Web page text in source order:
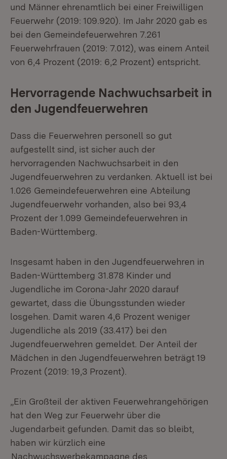
und Männer ehrenamtlich bei einer Freiwilligen
Feuerwehr (2019: 109.920). Im Jahr 2020 gab es
bei den Gemeindefeuerwehren 7.261
Feuerwehrfrauen (2019: 7.012), was einem Anteil
von 6,4 Prozent (2019: 6,2 Prozent) entspricht.
Hervorragende Nachwuchsarbeit in
den Jugendfeuerwehren
Dass die Feuerwehren personell so gut
aufgestellt sind, ist sicher auch der
hervorragenden Nachwuchsarbeit in den
Jugendfeuerwehren zu verdanken. Aktuell ist bei
1.026 Gemeindefeuerwehren eine Abteilung
Jugendfeuerwehr vorhanden, also bei 93,4
Prozent der 1.099 Gemeindefeuerwehren in
Baden-Württemberg.
Insgesamt haben in den Jugendfeuerwehren in
Baden-Württemberg 31.878 Kinder und
Jugendliche im Corona-Jahr 2020 darauf
gewartet, dass die Übungsstunden wieder
losgehen. Damit waren 4,6 Prozent weniger
Jugendliche als 2019 (33.417) bei den
Jugendfeuerwehren gemeldet. Der Anteil der
Mädchen in den Jugendfeuerwehren beträgt 19
Prozent (2019: 19,3 Prozent).
„Ein Großteil der aktiven Feuerwehrangehörigen
hat den Weg zur Feuerwehr über die
Jugendarbeit gefunden. Damit das so bleibt,
haben wir kürzlich eine
Nachwuchswerbekampagne des